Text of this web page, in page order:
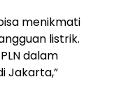
menikmati
listrik.
dalam
Jakarta,”